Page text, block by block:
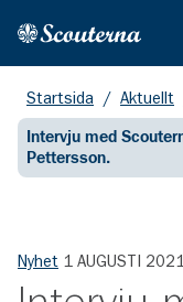
Hem
Startsida / Aktuellt
Intervju med
Pettersson.
Nyhet 1 AUGUSTI